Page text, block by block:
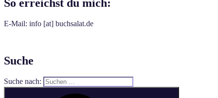
So erreichst du mich:
E-Mail: info [at] buchsalat.de
Suche
Suche nach: